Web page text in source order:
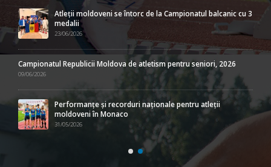
Atleții moldoveni se întorc de la Campionatul balcanic cu 3
medalii
23/06/2026
Campionatul Republicii Moldova de atletism pentru seniori, 2026
09/06/2026
Performanțe și recorduri naționale pentru atleții
moldoveni în Monaco
31/05/2026